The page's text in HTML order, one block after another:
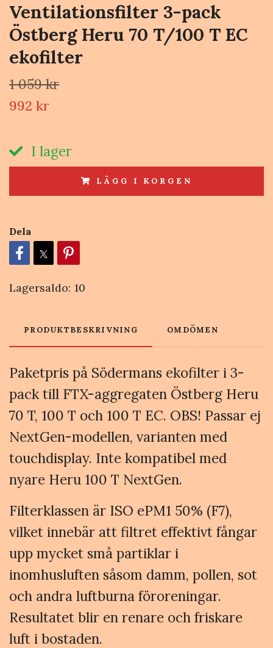
Ventilationsfilter 3-pack
Östberg Heru 70 T/100 T EC
ekofilter
1 059 kr
992 kr
I lager
LÄGG I KORGEN
Dela
Lagersaldo: 10
PRODUKTBESKRIVNING OMDÖMEN
Paketpris på Södermans ekofilter i 3-
pack till FTX-aggregaten Östberg Heru
70 T, 100 T och 100 T EC. OBS! Passar ej
NextGen-modellen, varianten med
touchdisplay. Inte kompatibel med
nyare Heru 100 T NextGen.
Filterklassen är ISO ePM1 50% (F7),
vilket innebär att filtret effektivt fångar
upp mycket små partiklar i
inomhusluften såsom damm, pollen, sot
och andra luftburna föroreningar.
Resultatet blir en renare och friskare
luft i bostaden.